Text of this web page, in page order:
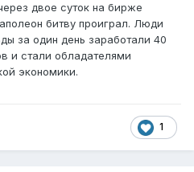
двое суток на бирже
битву проиграл. Люди
за один день заработали 40
и стали обладателями
экономики.
1